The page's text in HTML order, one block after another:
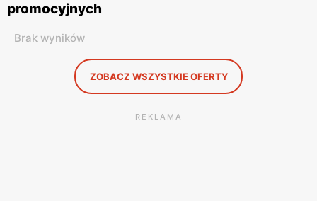
promocyjnych
Brak wyników
ZOBACZ WSZYSTKIE OFERTY
REKLAMA